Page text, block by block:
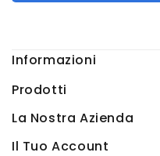
Informazioni
Prodotti
La Nostra Azienda
Il Tuo Account